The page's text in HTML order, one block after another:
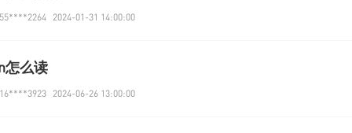
2024-01-31 14:00:00
怎么读
2024-06-26 13:00:00